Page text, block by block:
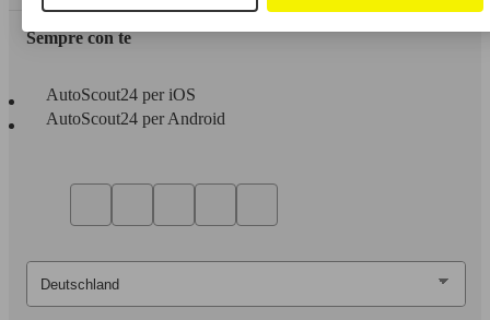
Sempre con te
AutoScout24 per iOS
AutoScout24 per Android